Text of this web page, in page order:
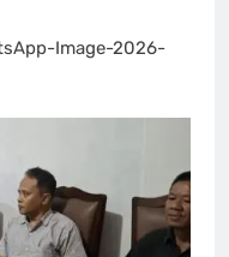
Image-2026-